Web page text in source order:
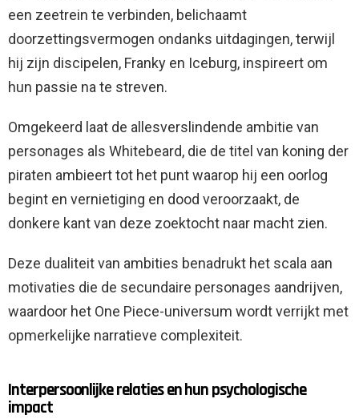
een zeetrein te verbinden, belichaamt
doorzettingsvermogen ondanks uitdagingen, terwijl
hij zijn discipelen, Franky en Iceburg, inspireert om
hun passie na te streven.
Omgekeerd laat de allesverslindende ambitie van
personages als Whitebeard, die de titel van koning der
piraten ambieert tot het punt waarop hij een oorlog
begint en vernietiging en dood veroorzaakt, de
donkere kant van deze zoektocht naar macht zien.
Deze dualiteit van ambities benadrukt het scala aan
motivaties die de secundaire personages aandrijven,
waardoor het One Piece-universum wordt verrijkt met
opmerkelijke narratieve complexiteit.
Interpersoonlijke relaties en hun psychologische
impact